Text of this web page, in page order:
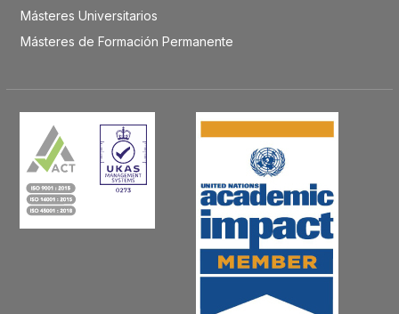
Másteres Universitarios
Másteres de Formación Permanente